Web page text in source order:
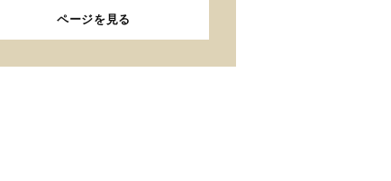
ページを見る